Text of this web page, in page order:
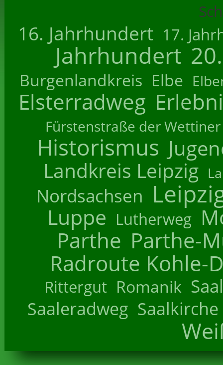
16. Jahrhundert 17.
Jahrhundert
Burgenlandkreis Elbe
Elsterradweg
Fürstenstraße der Wettiner
Historismus
Landkreis Leipzig
Nordsachsen
Luppe Lutherweg
Parthe Parthe-
Radroute Kohle-
Rittergut Romanik
Saaleradweg Saalkirche